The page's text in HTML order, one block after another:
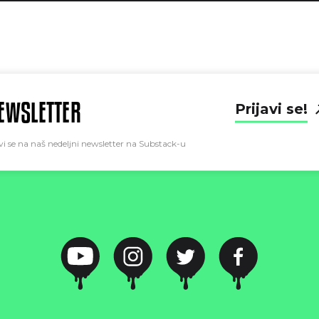
Prijavi se!
se na naš nedeljni newsletter na Substack-u